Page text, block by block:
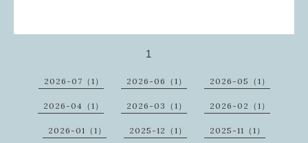
1
2026-07（1） 2026-06（1） 2026-05（1）
2026-04（1） 2026-03（1） 2026-02（1）
2026-01（1） 2025-12（1） 2025-11（1）